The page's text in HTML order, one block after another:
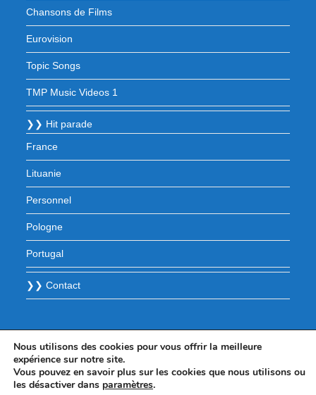
Chansons de Films
Eurovision
Topic Songs
TMP Music Videos 1
❯❯ Hit parade
France
Lituanie
Personnel
Pologne
Portugal
❯❯ Contact
Nous utilisons des cookies pour vous offrir la meilleure
expérience sur notre site.
Vous pouvez en savoir plus sur les cookies que nous utilisons ou
les désactiver dans paramètres.